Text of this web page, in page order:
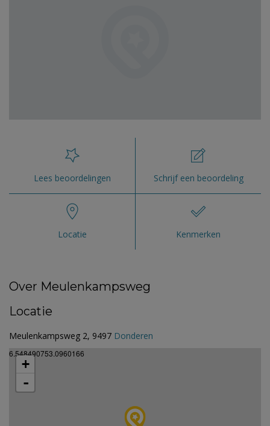
Lees beoordelingen Schrijf een beoordeling
Locatie Kenmerken
Over Meulenkampsweg
Locatie
Meulenkampsweg 2, 9497 Donderen
6.548490753.0960166
+
-